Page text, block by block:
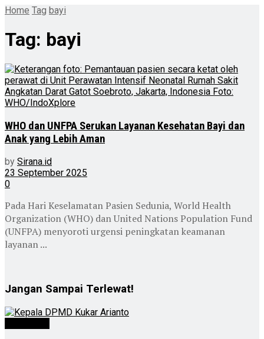
Home Tag bayi
Tag: bayi
WHO dan UNFPA Serukan Layanan Kesehatan Bayi dan
Anak yang Lebih Aman
by Sirana.id
23 September 2025
0
Pada Hari Keselamatan Pasien Sedunia, World Health
Organization (WHO) dan United Nations Population Fund
(UNFPA) menyoroti urgensi peningkatan keamanan
layanan ...
Jangan Sampai Terlewat!